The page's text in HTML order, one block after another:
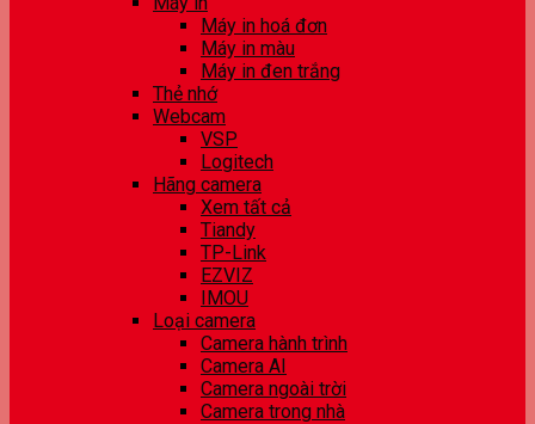
Máy in hoá đơn
Máy in màu
Máy in đen trắng
Thẻ nhớ
Webcam
VSP
Logitech
Hãng camera
Xem tất cả
Tiandy
TP-Link
EZVIZ
IMOU
Loại camera
Camera hành trình
Camera AI
Camera ngoài trời
Camera trong nhà